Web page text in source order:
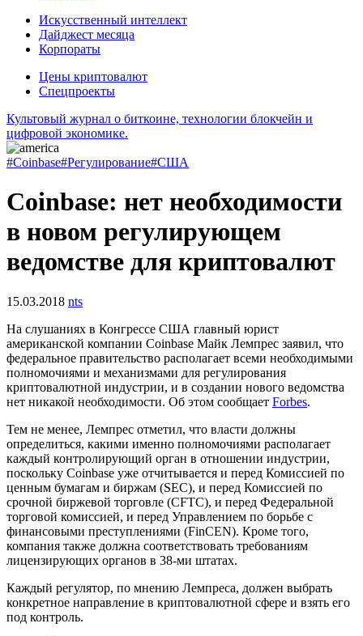
Искусственный интеллект
Дайджест месяца
Корпораты
Цены криптовалют
Спецпроекты
Культовый журнал о биткоине, технологии блокчейн и
цифровой экономике.
#Coinbase#Регулирование#США
Coinbase: нет необходимости
в новом регулирующем
ведомстве для криптовалют
15.03.2018 nts
На слушаниях в Конгрессе США главный юрист
американской компании Coinbase Майк Лемпрес заявил, что
федеральное правительство располагает всеми необходимыми
полномочиями и механизмами для регулирования
криптовалютной индустрии, и в создании нового ведомства
нет никакой необходимости. Об этом сообщает Forbes.
Тем не менее, Лемпрес отметил, что власти должны
определиться, какими именно полномочиями располагает
каждый контролирующий орган в отношении индустрии,
поскольку Coinbase уже отчитывается и перед Комиссией по
ценным бумагам и биржам (SEC), и перед Комиссией по
срочной биржевой торговле (CFTC), и перед Федеральной
торговой комиссией, и перед Управлением по борьбе с
финансовыми преступлениями (FinCEN). Кроме того,
компания также должна соответствовать требованиям
лицензирующих органов в 38-ми штатах.
Каждый регулятор, по мнению Лемпреса, должен выбрать
конкретное направление в криптовалютной сфере и взять его
под контроль.